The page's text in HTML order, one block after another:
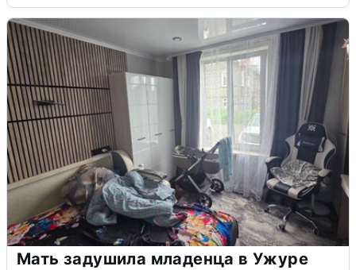
Мать задушила младенца в Ужуре